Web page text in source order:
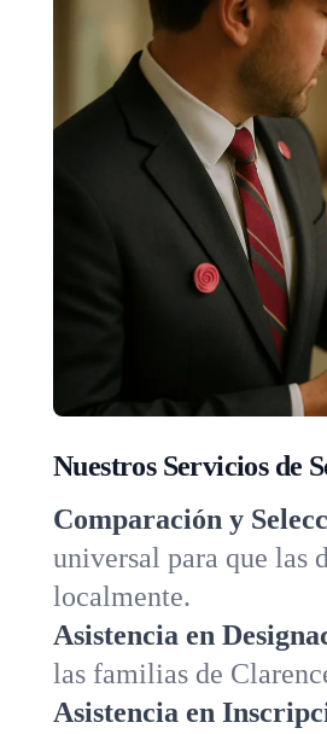
Nuestros Servicios de
Comparación y
universal para que las
localmente.
Asistencia en
las familias de
Asistencia en